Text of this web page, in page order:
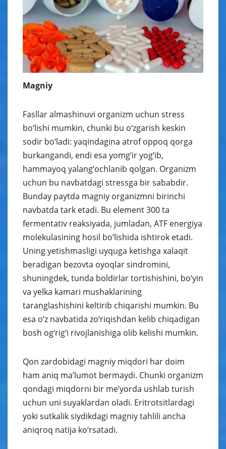
Magniy
Fasllar almashinuvi organizm uchun stress
bo‘lishi mumkin, chunki bu o‘zgarish keskin
sodir bo‘ladi: yaqindagina atrof oppoq qorga
burkangandi, endi esa yomg‘ir yog‘ib,
hammayoq yalang‘ochlanib qolgan. Organizm
uchun bu navbatdagi stressga bir sababdir.
Bunday paytda magniy organizmni birinchi
navbatda tark etadi. Bu element 300 ta
fermentativ reaksiyada, jumladan, ATF energiya
molekulasining hosil bo‘lishida ishtirok etadi.
Uning yetishmasligi uyquga ketishga xalaqit
beradigan bezovta oyoqlar sindromini,
shuningdek, tunda boldirlar tortishishini, bo‘yin
va yelka kamari mushaklarining
taranglashishini keltirib chiqarishi mumkin. Bu
esa o‘z navbatida zo‘riqishdan kelib chiqadigan
bosh og‘rig‘i rivojlanishiga olib kelishi mumkin.
Qon zardobidagi magniy miqdori har doim
ham aniq ma’lumot bermaydi. Chunki organizm
qondagi miqdorni bir me’yorda ushlab turish
uchun uni suyaklardan oladi. Eritrotsitlardagi
yoki sutkalik siydikdagi magniy tahlili ancha
aniqroq natija ko‘rsatadi.